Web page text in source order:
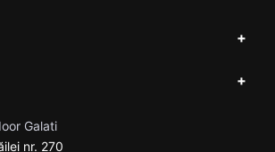
+
+
Galati
nr. 270